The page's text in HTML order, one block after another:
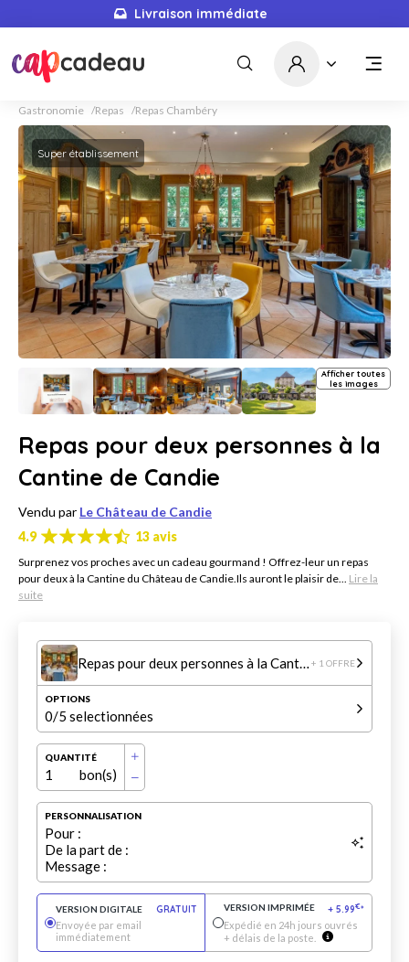
Livraison immédiate
Gastronomie Repas Repas Chambéry
Super établissement
Afficher toutes
les images
Repas pour deux personnes à la
Cantine de Candie
Vendu par Le Château de Candie
4.9
13 avis
Surprenez vos proches avec un cadeau gourmand ! Offrez-leur un repas
pour deux à la Cantine du Château de Candie.Ils auront le plaisir de... Lire la
suite
Repas pour deux personnes à la Cantine de Candie + 1 OFFRE
OPTIONS
0/5 selectionnées
QUANTITÉ
1 bon(s)
PERSONNALISATION
Pour :
De la part de :
Message :
VERSION DIGITALE
GRATUIT
Envoyée par email
immédiatement
VERSION IMPRIMÉE + 5.99€*
Expédié en 24h jours ouvrés
+ délais de la poste.